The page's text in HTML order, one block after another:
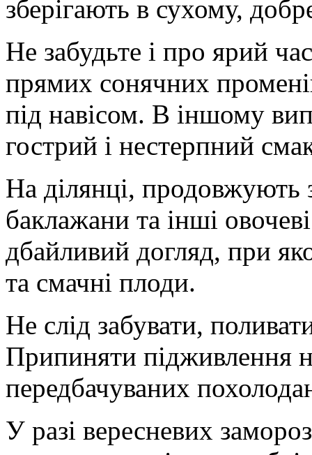
зберігають в сухому,
Не забудьте і про ярий
прямих сонячних
під навісом. В іншому
гострий і нестерпний
На ділянці, продовжують
баклажани та інші
дбайливий догляд, при
та смачні плоди.
Не слід забувати,
Припиняти підживлення
передбачуваних
У разі вересневих